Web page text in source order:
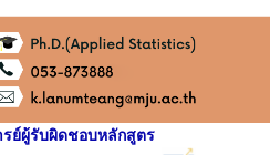
ย์ผู้รับผิดชอบหลักสูตร